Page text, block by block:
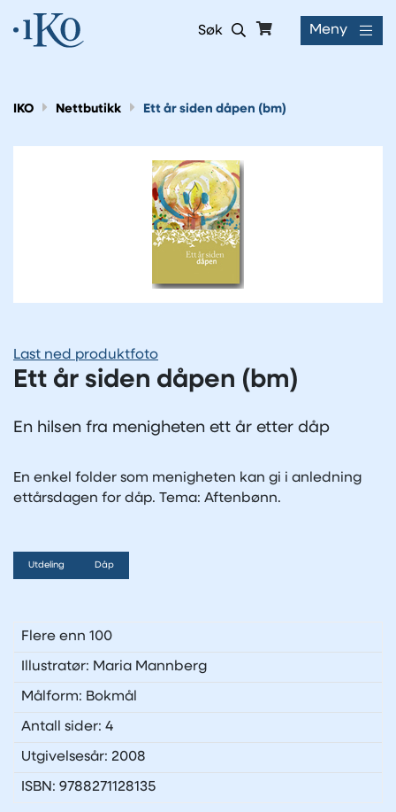
Søk Meny
IKO Nettbutikk Ett år siden dåpen (bm)
Last ned produktfoto
Ett år siden dåpen (bm)
En hilsen fra menigheten ett år etter dåp
En enkel folder som menigheten kan gi i anledning
ettårsdagen for dåp. Tema: Aftenbønn.
Utdeling Dåp
Flere enn 100
Illustratør: Maria Mannberg
Målform: Bokmål
Antall sider: 4
Utgivelsesår: 2008
ISBN: 9788271128135